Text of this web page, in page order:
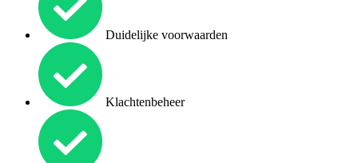
Duidelijke voorwaarden
Klachtenbeheer